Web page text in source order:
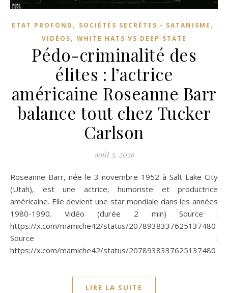
ETAT PROFOND , SOCIÉTÉS SECRÈTES - SATANISME ,
VIDÉOS, WHITE HATS VS DEEP STATE
Pédo-criminalité des
élites : l’actrice
américaine Roseanne Barr
balance tout chez Tucker
Carlson
août 3, 2026
Roseanne Barr, née le 3 novembre 1952 à Salt Lake City
(Utah), est une actrice, humoriste et productrice
américaine. Elle devient une star mondiale dans les années
1980-1990. Vidéo (durée 2 min) Source :
https://x.com/mamiche42/status/2078938337625137480
Source :
https://x.com/mamiche42/status/2078938337625137480
LIRE LA SUITE